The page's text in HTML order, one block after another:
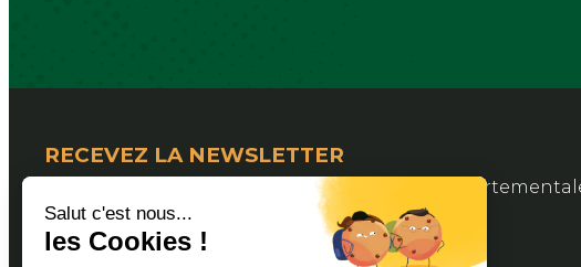
RECEVEZ LA NEWSLETTER
Pour suivre les actualités de la Fédération